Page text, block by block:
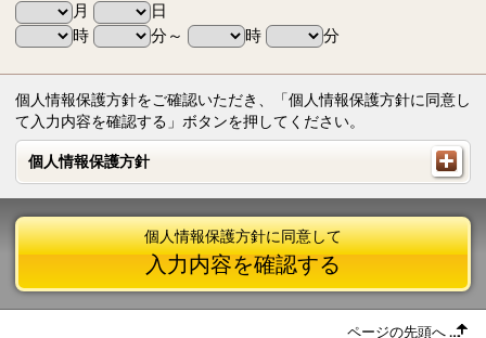
月
日
時
分～ 時 分
個人情報保護方針をご確認いただき、「個人情報保護方針に同意し
て入力内容を確認する」ボタンを押してください。
個人情報保護方針
個人情報保護方針
個人情報保護方針に同意して
入力内容を確認する
ページの先頭へ